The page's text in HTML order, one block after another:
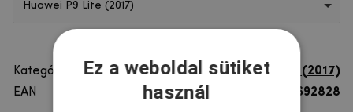
Huawei P9 Lite (2017)
Kategória
Huawei P9 Lite (2017)
EAN
8596579692828
Ez a weboldal sütiket
használ